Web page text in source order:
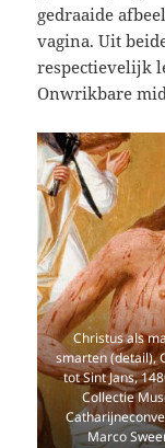
gedraaide
vagina. Uit
respectievelijk
Onwrikbare
Christus als
smarten (detail),
tot Sint Jans,
Collectie
Marco